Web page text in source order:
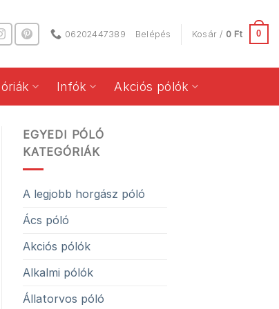
06202447389 Belépés Kosár / 0 Ft 0
Infók Akciós pólók
EGYEDI PÓLÓ
KATEGÓRIÁK
A legjobb horgász póló
Ács póló
Akciós pólók
Alkalmi pólók
Állatorvos póló